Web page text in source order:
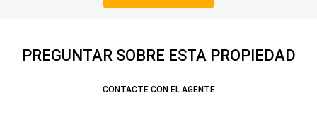
PREGUNTAR SOBRE ESTA PROPIEDAD
CONTACTE CON EL AGENTE